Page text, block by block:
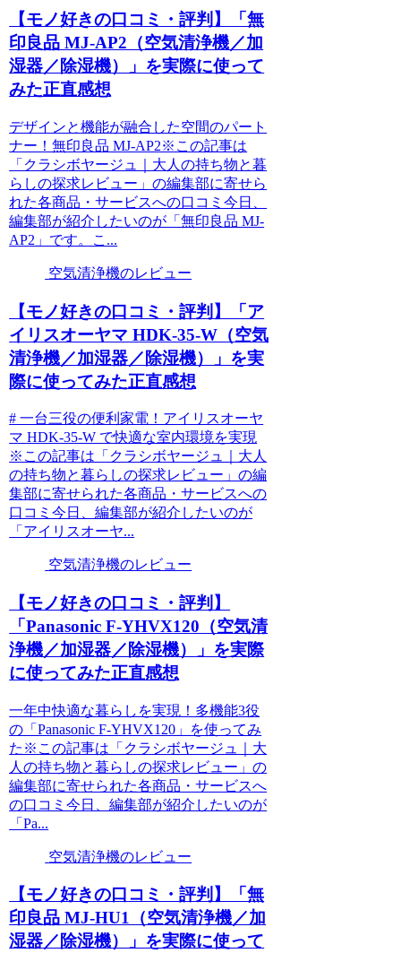
【モノ好きの口コミ・評判】「無
印良品 MJ-AP2（空気清浄機／加
湿器／除湿機）」を実際に使って
みた正直感想
デザインと機能が融合した空間のパート
ナー！無印良品 MJ-AP2※この記事は
「クラシボヤージュ｜大人の持ち物と暮
らしの探求レビュー」の編集部に寄せら
れた各商品・サービスへの口コミ今日、
編集部が紹介したいのが「無印良品 MJ-
AP2」です。こ...
空気清浄機のレビュー
【モノ好きの口コミ・評判】「ア
イリスオーヤマ HDK-35-W（空気
清浄機／加湿器／除湿機）」を実
際に使ってみた正直感想
# 一台三役の便利家電！アイリスオーヤ
マ HDK-35-W で快適な室内環境を実現
※この記事は「クラシボヤージュ｜大人
の持ち物と暮らしの探求レビュー」の編
集部に寄せられた各商品・サービスへの
口コミ今日、編集部が紹介したいのが
「アイリスオーヤ...
空気清浄機のレビュー
【モノ好きの口コミ・評判】
「Panasonic F-YHVX120（空気清
浄機／加湿器／除湿機）」を実際
に使ってみた正直感想
一年中快適な暮らしを実現！多機能3役
の「Panasonic F-YHVX120」を使ってみ
た※この記事は「クラシボヤージュ｜大
人の持ち物と暮らしの探求レビュー」の
編集部に寄せられた各商品・サービスへ
の口コミ今日、編集部が紹介したいのが
「Pa...
空気清浄機のレビュー
【モノ好きの口コミ・評判】「無
印良品 MJ-HU1（空気清浄機／加
湿器／除湿機）」を実際に使って